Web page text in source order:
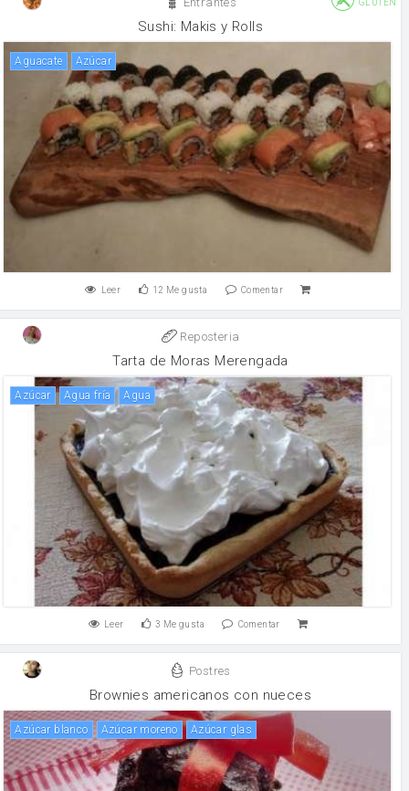
Sushi: Makis y Rolls
Aguacate Azúcar
Leer 12 Me gusta Comentar
Reposteria
Tarta de Moras Merengada
Azúcar Agua fría agua
Leer 3 Me gusta Comentar
Postres
Brownies americanos con nueces
Azúcar blanco Azúcar moreno azúcar glas